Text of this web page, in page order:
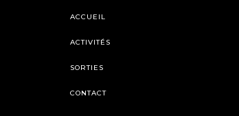
ACCUEIL
ACTIVITÉS
SORTIES
CONTACT